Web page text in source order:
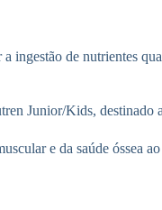
ingestão de nutrientes
Junior/Kids, destinado
e da saúde óssea